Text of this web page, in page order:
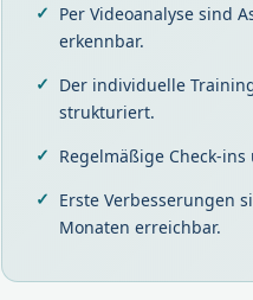
Per Videoanalyse sind
erkennbar.
Der individuelle
strukturiert.
Regelmäßige Check-
Erste Verbesserungen
Monaten erreichbar.